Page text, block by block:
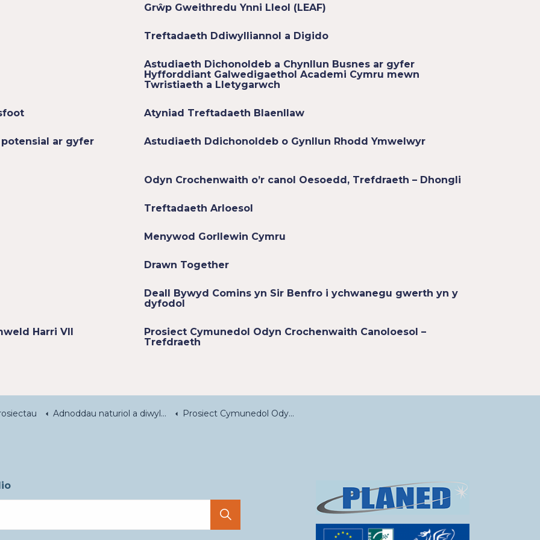
Grŵp Gweithredu Ynni Lleol (LEAF)
Treftadaeth Ddiwylliannol a Digido
Astudiaeth Dichonoldeb a Chynllun Busnes ar gyfer
Hyfforddiant Galwedigaethol Academi Cymru mewn
Twristiaeth a Lletygarwch
Atyniad Treftadaeth Blaenllaw
ar gyfer Astudiaeth Ddichonoldeb o Gynllun Rhodd Ymwelwyr
Odyn Crochenwaith o’r canol Oesoedd, Trefdraeth – Dhongli
Treftadaeth Arloesol
Menywod Gorllewin Cymru
Drawn Together
Deall Bywyd Comins yn Sir Benfro i ychwanegu gwerth yn y
dyfodol
Harri VII
Prosiect Cymunedol Odyn Crochenwaith Canoloesol –
Trefdraeth
Adnoddau naturiol a diwylliannol Prosiect Cymunedol Odyn Crochenwaith Canoloesol – Trefdraeth